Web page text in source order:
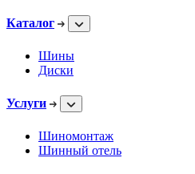
Каталог
Шины
Диски
Услуги
Шиномонтаж
Шинный отель